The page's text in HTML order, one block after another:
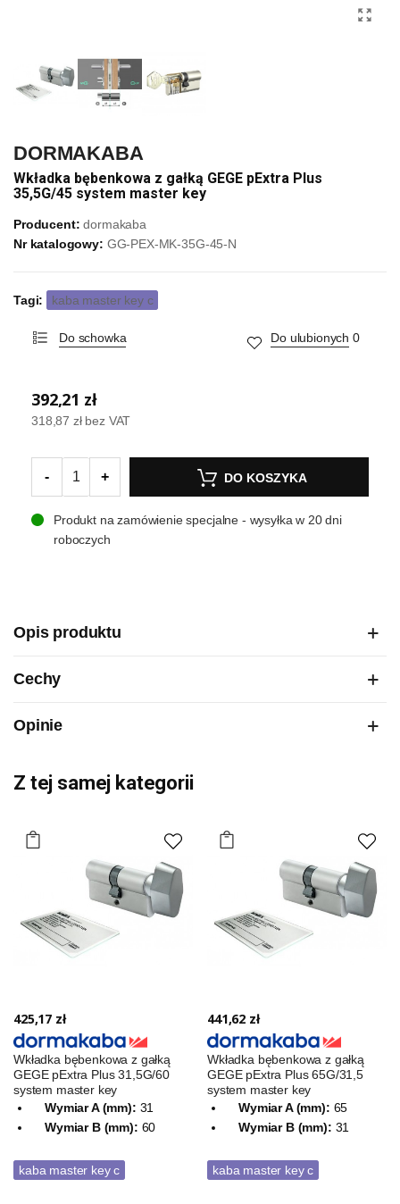
DORMAKABA
Wkładka bębenkowa z gałką GEGE pExtra Plus
35,5G/45 system master key
Producent: dormakaba
Nr katalogowy: GG-PEX-MK-35G-45-N
Tagi: kaba master key c
Do schowka Do ulubionych 0
392,21 zł
318,87 zł bez VAT
- + DO KOSZYKA
Produkt na zamówienie specjalne - wysyłka w 20 dni
roboczych
Opis produktu
Cechy
Opinie
Z tej samej kategorii
425,17 zł
Wkładka bębenkowa z gałką
GEGE pExtra Plus 31,5G/60
system master key
Wymiar A (mm): 31
Wymiar B (mm): 60
kaba master key c
441,62 zł
Wkładka bębenkowa z gałką
GEGE pExtra Plus 65G/31,5
system master key
Wymiar A (mm): 65
Wymiar B (mm): 31
kaba master key c